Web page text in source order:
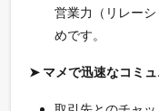
営業力（リレー
めです。
➤ マメで迅速なコミ